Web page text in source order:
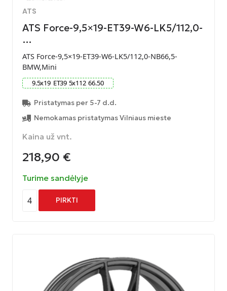
ATS
ATS Force-9,5×19-ET39-W6-LK5/112,0-
…
ATS Force-9,5×19-ET39-W6-LK5/112,0-NB66,5-
BMW,Mini
9.5x19 ET39 5x112 66.50
Pristatymas per 5-7 d.d.
Nemokamas pristatymas Vilniaus mieste
Kaina už vnt.
218,90 €
Turime sandėlyje
4 PIRKTI